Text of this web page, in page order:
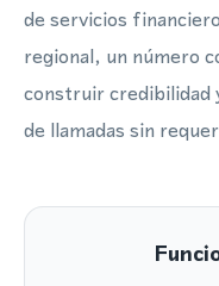
de servicios
regional, un número
construir credibilidad
de llamadas sin